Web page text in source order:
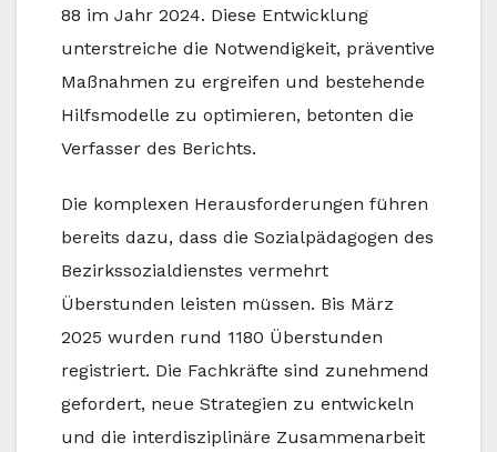
88 im Jahr 2024. Diese Entwicklung
unterstreiche die Notwendigkeit, präventive
Maßnahmen zu ergreifen und bestehende
Hilfsmodelle zu optimieren, betonten die
Verfasser des Berichts.
Die komplexen Herausforderungen führen
bereits dazu, dass die Sozialpädagogen des
Bezirkssozialdienstes vermehrt
Überstunden leisten müssen. Bis März
2025 wurden rund 1180 Überstunden
registriert. Die Fachkräfte sind zunehmend
gefordert, neue Strategien zu entwickeln
und die interdisziplinäre Zusammenarbeit